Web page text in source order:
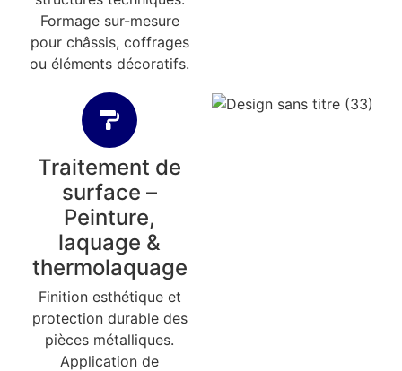
Formage sur-mesure
pour châssis, coffrages
ou éléments décoratifs.
Traitement de
surface –
Peinture,
laquage &
thermolaquage
Finition esthétique et
protection durable des
pièces métalliques.
Application de